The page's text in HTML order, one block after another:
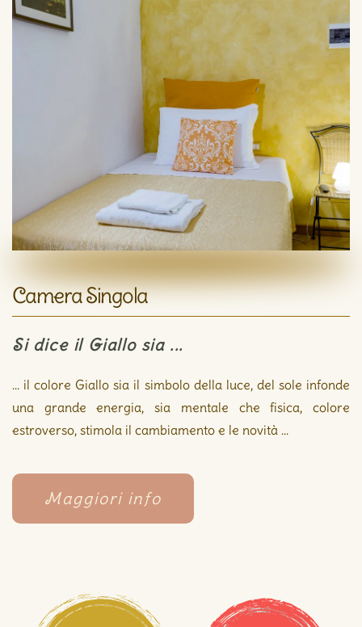
Camera Singola
Si dice il Giallo sia ...
... il colore Giallo sia il simbolo della luce, del sole infonde
una
grandeenergia, sia mentale che fisica, colore
estroverso, stimola il cambiamento e le novità ...
Maggiori info